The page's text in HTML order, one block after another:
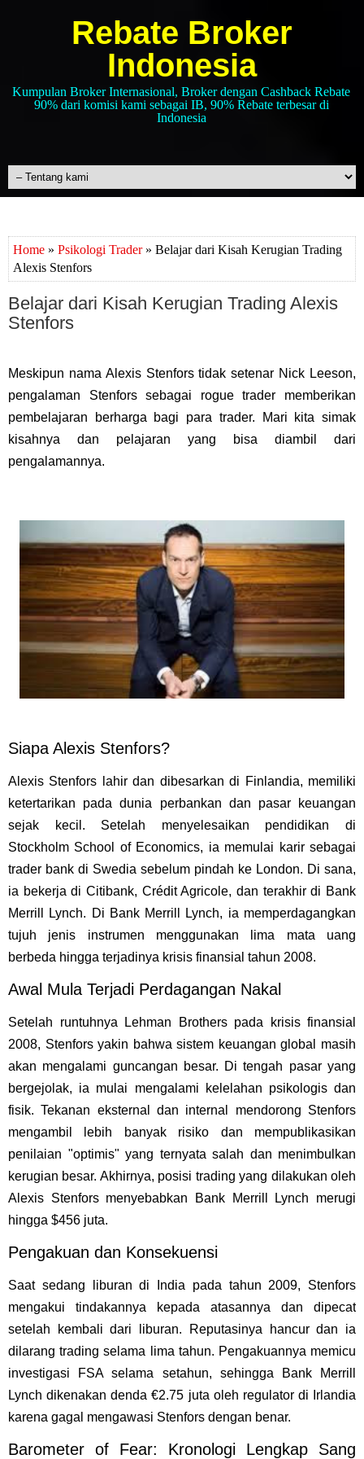
Rebate Broker
Indonesia
Kumpulan Broker Internasional, Broker dengan Cashback Rebate
90% dari komisi kami sebagai IB, 90% Rebate terbesar di
Indonesia
Home » Psikologi Trader» Belajar dari Kisah Kerugian Trading
Alexis Stenfors
Belajar dari Kisah Kerugian Trading Alexis
Stenfors
Meskipun nama Alexis Stenfors tidak setenar Nick Leeson,
pengalaman Stenfors sebagai rogue trader memberikan
pembelajaran berharga bagi para trader. Mari kita simak
kisahnya dan pelajaran yang bisa diambil dari
pengalamannya.
Siapa Alexis Stenfors?
Alexis Stenfors lahir dan dibesarkan di Finlandia, memiliki
ketertarikan pada dunia perbankan dan pasar keuangan
sejak kecil. Setelah menyelesaikan pendidikan di
Stockholm School of Economics, ia memulai karir sebagai
trader bank di Swedia sebelum pindah ke London. Di sana,
ia bekerja di Citibank, Crédit Agricole, dan terakhir di Bank
Merrill Lynch. Di Bank Merrill Lynch, ia memperdagangkan
tujuh jenis instrumen menggunakan lima mata uang
berbeda hingga terjadinya krisis finansial tahun 2008.
Awal Mula Terjadi Perdagangan Nakal
Setelah runtuhnya Lehman Brothers pada krisis finansial
2008, Stenfors yakin bahwa sistem keuangan global masih
akan mengalami guncangan besar. Di tengah pasar yang
bergejolak, ia mulai mengalami kelelahan psikologis dan
fisik. Tekanan eksternal dan internal mendorong Stenfors
mengambil lebih banyak risiko dan mempublikasikan
penilaian "optimis" yang ternyata salah dan menimbulkan
kerugian besar. Akhirnya, posisi trading yang dilakukan oleh
Alexis Stenfors menyebabkan Bank Merrill Lynch merugi
hingga $456 juta.
Pengakuan dan Konsekuensi
Saat sedang liburan di India pada tahun 2009, Stenfors
mengakui tindakannya kepada atasannya dan dipecat
setelah kembali dari liburan. Reputasinya hancur dan ia
dilarang trading selama lima tahun. Pengakuannya memicu
investigasi FSA selama setahun, sehingga Bank Merrill
Lynch dikenakan denda €2.75 juta oleh regulator di Irlandia
karena gagal mengawasi Stenfors dengan benar.
Barometer of Fear: Kronologi Lengkap Sang